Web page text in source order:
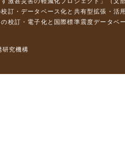
校訂・データベース化と共有型拡張・
の校訂・電子化と国際標準震度データ
究機構